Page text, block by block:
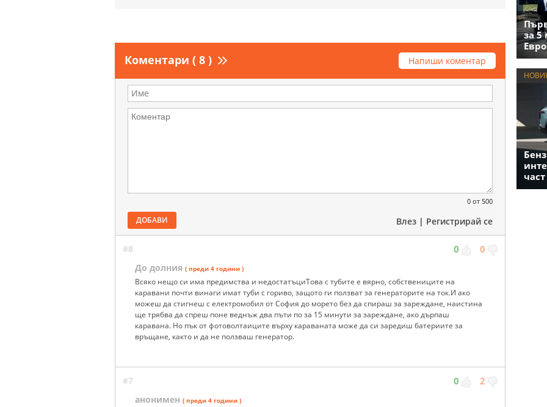
Коментари ( 8 ) Напиши коментар
0 от 500
ДОБАВИ Влез | Регистрирай се
#8 0 0
До долния ( преди 4 години )
Всяко нещо си има предимства и недостатъциТова с тубите е вярно, собствениците на
каравани почти винаги имат туби с гориво, защото ги ползват за генераторите на ток.И ако
можеш да стигнеш с електромобил от София до морето без да спираш за зареждане, наистина
ще трябва да спреш поне веднъж два пъти по за 15 минути за зареждане, ако дърпаш
каравана. Но пък от фотоволтаиците върху караваната може да си заредиш батериите за
връщане, както и да не ползваш генератор.
#7 0 2
анонимен ( преди 4 години )
за 5
част